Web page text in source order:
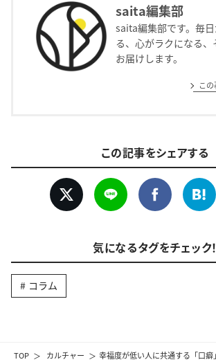
TOP カルチャー 幸福度が低い人に共通する「口癖
saita編集部
saita編集部です。毎
る、心がラクになる、
お届けします。
こ
この記事をシェアする
気になるタグをチェック！
コラム